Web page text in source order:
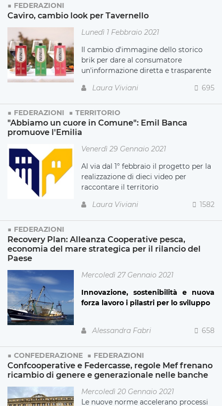
FEDERAZIONI
Caviro, cambio look per Tavernello
Lunedì 1 Febbraio 2021
Il cambio d'immagine dello storico
brik per dare al consumatore
un'informazione diretta e trasparente
Laura Viviani
695
FEDERAZIONI TERRITORIO
"Abbiamo un cuore in Comune": Emil Banca
promuove l'Emilia
Venerdì 29 Gennaio 2021
Al via dal 1° febbraio il progetto per la
realizzazione di dieci video per
raccontare il territorio
Laura Viviani
1582
FEDERAZIONI
Recovery Plan: Alleanza Cooperative pesca,
economia del mare strategica per il rilancio del
Paese
Mercoledì 27 Gennaio 2021
Innovazione, sostenibilità e nuova
forza lavoro i pilastri per lo sviluppo
Alessandra Fabri 658
CONFEDERAZIONE FEDERAZIONI
Confcooperative e Federcasse, regole Mef frenano
ricambio di genere e generazionale nelle banche
Mercoledì 20 Gennaio 2021
Le nuove norme accelerano processi